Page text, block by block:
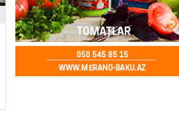
GÜNDƏM
Sabah Bakıda yağış yağacaq
05.08.2026- 13:30 106